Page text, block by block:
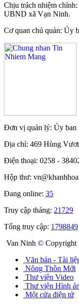
Chịu trách nhiệm
UBND xã Vạn Ninh.
Cơ quan chủ quản: Ủy
Đơn vị quản lý: Ủy ban
Địa chỉ: 469 Hùng
Điện thoại: 0258 -
Hộp thư:
Đang online: 35
Truy cập tháng: 21729
Tổng truy cập: 1798849
Van Ninh © Copyright
Văn bản - Tài
Nông Thôn Mới
Thư viện Video
Thư viện Hình
Một cửa điện tử